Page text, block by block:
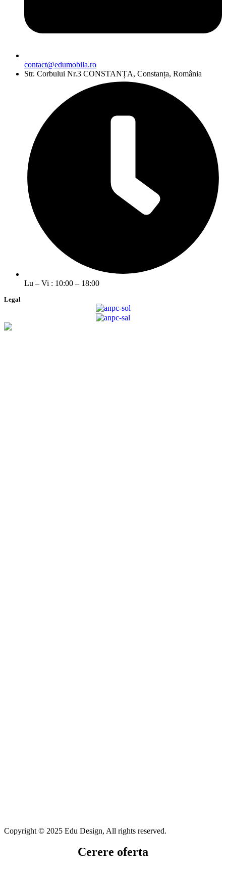
contact@edumobila.ro
Str. Corbului Nr.3 CONSTANȚA, Constanța, România
Lu – Vi : 10:00 – 18:00
Legal
Copyright © 2025 Edu Design, All rights reserved.
Cerere oferta